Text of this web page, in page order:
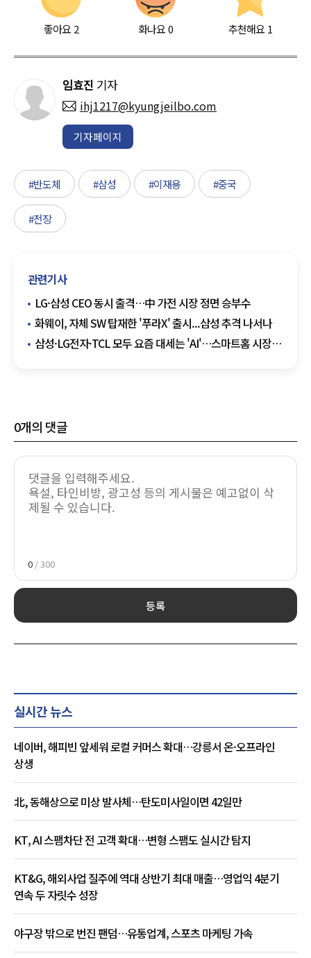
좋아요 2 화나요0 추천해요 1
임효진 기자
ihj1217@kyungjeilbo.com
기자페이지
#반도체 #삼성 #이재용 #중국
#전장
관련기사
LG·삼성 CEO 동시 출격…中 가전 시장 정면 승부수
화웨이, 자체 SW 탑재한 '푸라X' 출시...삼성 추격 나서나
삼성·LG전자·TCL 모두 요즘 대세는 'AI'…스마트홈 시장
0개의 댓글
0 / 300
등록
실시간 뉴스
네이버, 해피빈 앞세워 로컬 커머스 확대…강릉서 온·오프라인
상생
北, 동해상으로 미상 발사체…탄도미사일이면 42일만
KT, AI 스팸차단 전 고객 확대…변형 스팸도 실시간 탐지
KT&G, 해외사업 질주에 역대 상반기 최대 매출…영업익 4분기
연속 두 자릿수 성장
야구장 밖으로 번진 팬덤…유통업계, 스포츠 마케팅 가속